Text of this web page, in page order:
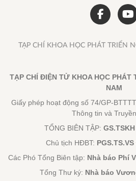
TẠP CHÍ KHOA HỌC PHÁT TRIỂN
TẠP CHÍ ĐIỆN TỬ KHOA HỌC PHÁT
NAM
Giấy phép hoạt động số 74/GP-
Thông tin và
TỔNG BIÊN TẬP:
Chủ tịch HĐBT:
Các Phó Tổng Biên tập: Nhà báo Phí
Tổng Thư ký: Nhà báo